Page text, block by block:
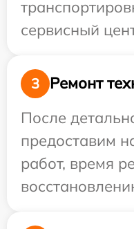
сервисный
3
Ремонт
После
предоставим
работ, время